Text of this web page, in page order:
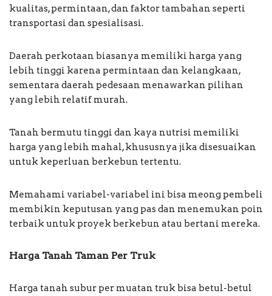
kualitas, permintaan, dan faktor tambahan seperti
transportasi dan spesialisasi.
Daerah perkotaan biasanya memiliki harga yang
lebih tinggi karena permintaan dan kelangkaan,
sementara daerah pedesaan menawarkan pilihan
yang lebih relatif murah.
Tanah bermutu tinggi dan kaya nutrisi memiliki
harga yang lebih mahal, khususnya jika disesuaikan
untuk keperluan berkebun tertentu.
Memahami variabel-variabel ini bisa meong pembeli
membikin keputusan yang pas dan menemukan poin
terbaik untuk proyek berkebun atau bertani mereka.
Harga Tanah Taman Per Truk
Harga tanah subur per muatan truk bisa betul-betul